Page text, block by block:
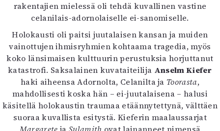
rakentajien mielessä oli tehdä kuvallinen vastine
celanilais-adornolaiselle ei-sanomiselle.
Holokausti oli paitsi juutalaisen kansan ja muiden
vainottujen ihmisryhmien kohtaama tragedia, myös
koko länsimaisen kulttuurin perustuksia horjuttanut
katastrofi. Saksalainen kuvataiteilija Anselm Kiefer
haki aiheensa Adornolta, Celanilta ja Toorasta,
mahdollisesti koska hän – ei-juutalaisena – halusi
käsitellä holokaustin traumaa etäännytettynä, välttäen
suoraa kuvallista esitystä. Kieferin maalaussarjat